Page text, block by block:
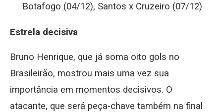
Botafogo (04/12), Santos x Cruzeiro (07/12)
Estrela decisiva
Bruno Henrique, que já soma oito gols no
Brasileirão, mostrou mais uma vez sua
importância em momentos decisivos. O
atacante, que será peça-chave também na final